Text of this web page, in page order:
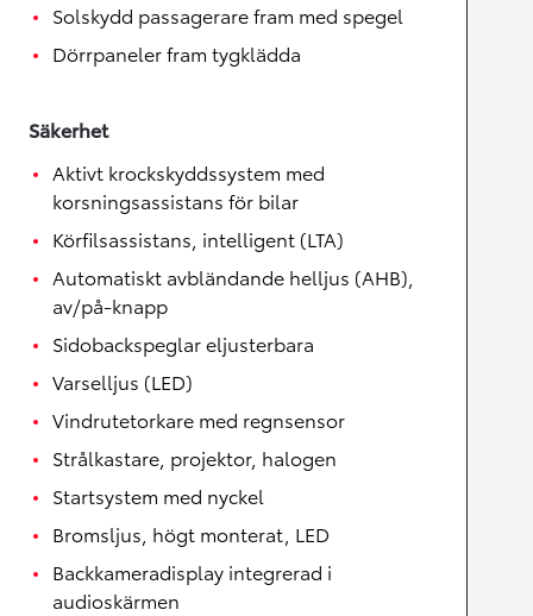
Solskydd passagerare fram med spegel
Dörrpaneler fram tygklädda
Säkerhet
Aktivt krockskyddssystem med
korsningsassistans för bilar
Körfilsassistans, intelligent (LTA)
Automatiskt avbländande helljus (AHB),
av/på-knapp
Sidobackspeglar eljusterbara
Varselljus (LED)
Vindrutetorkare med regnsensor
Strålkastare, projektor, halogen
Startsystem med nyckel
Bromsljus, högt monterat, LED
Backkameradisplay integrerad i
audioskärmen